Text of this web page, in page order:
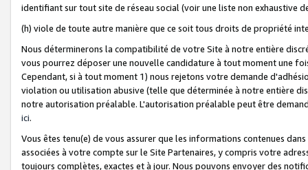
identifiant sur tout site de réseau social (voir une liste non exhaustive
(h) viole de toute autre manière que ce soit tous droits de propriété
Nous déterminerons la compatibilité de votre Site à notre entière
vous pourrez déposer une nouvelle candidature à tout moment une
Cependant, si à tout moment 1) nous rejetons votre demande
violation ou utilisation abusive (telle que déterminée à notre entière
notre autorisation préalable. L'autorisation préalable peut être
ici.
Vous êtes tenu(e) de vous assurer que les informations contenues
associées à votre compte sur le Site Partenaires, y compris votre
toujours complètes, exactes et à jour. Nous pouvons envoyer des